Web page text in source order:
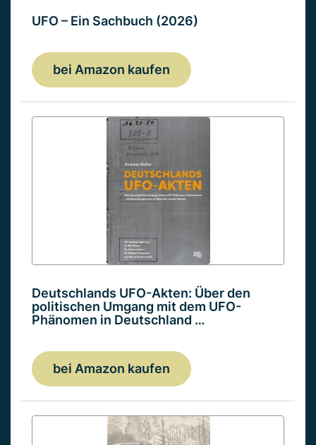
UFO – Ein Sachbuch (2026)
bei Amazon kaufen
Deutschlands UFO-Akten: Über den
politischen Umgang mit dem UFO-
Phänomen in Deutschland …
bei Amazon kaufen